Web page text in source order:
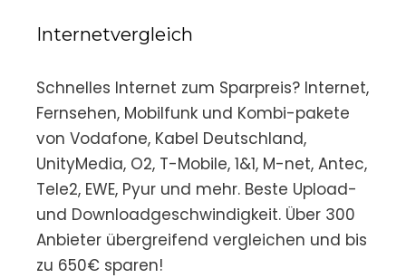
Internetvergleich
Schnelles Internet zum Sparpreis? Internet,
Fernsehen, Mobilfunk und Kombi-pakete
von Vodafone, Kabel Deutschland,
UnityMedia, O2, T-Mobile, 1&1, M-net, Antec,
Tele2, EWE, Pyur und mehr. Beste Upload-
und Downloadgeschwindigkeit. Über 300
Anbieter übergreifend vergleichen und bis
zu 650€ sparen!